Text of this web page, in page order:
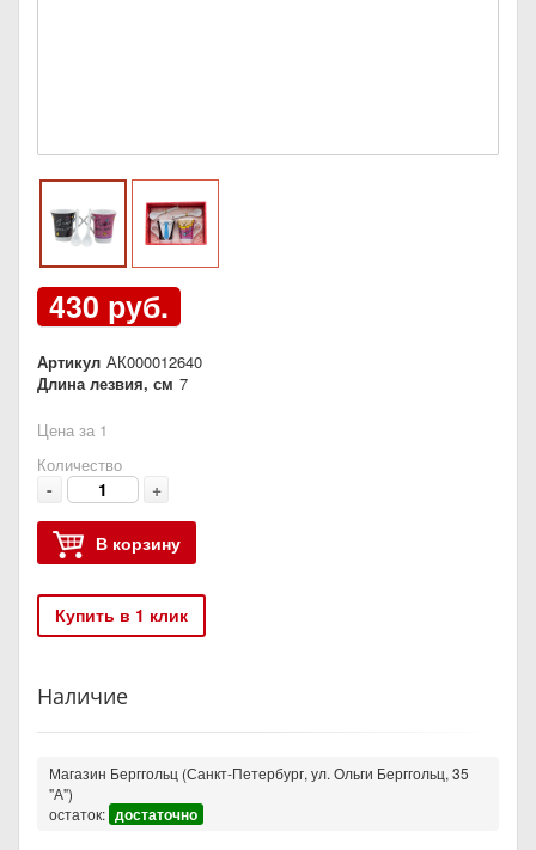
430 руб.
Артикул АК000012640
Длина лезвия, см 7
Цена за 1
Количество
- +
В корзину
Купить в 1 клик
Наличие
Магазин Берггольц (Санкт-Петербург, ул. Ольги Берггольц, 35
"А")
остаток: достаточно